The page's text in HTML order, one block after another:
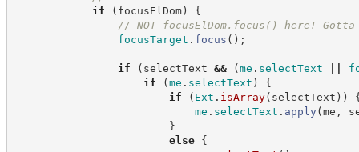
if
( focusElDom)
{
// NOT focusElDom.focus() here!
focusTarget . focus ( ) ;
if ( selectText && (me . selectText
if
(me . selectText )
{
if
( Ext . isArray( selectText ) )
me . selectText . apply (me ,
}
else
{